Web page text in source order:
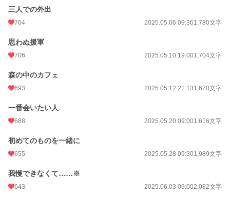
三人での外出
704 2025.05.06 09:361,780文字
思わぬ援軍
706 2025.05.10 19:001,704文字
森の中のカフェ
693 2025.05.12 21:131,670文字
一番会いたい人
688 2025.05.20 09:001,616文字
初めてのものを一緒に
655 2025.05.28 09:301,989文字
我慢できなくて……※
643 2025.06.03 09:002,082文字